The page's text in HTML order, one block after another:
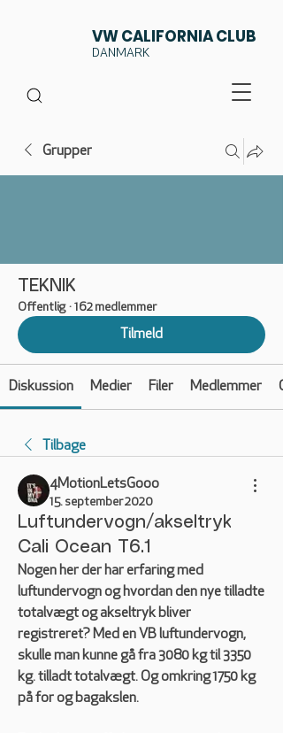
VW CALIFORNIA CLUB
DANMARK
Grupper
TEKNIK
Offentlig · 162 medlemmer
Tilmeld
Diskussion Medier Filer Medlemmer
Tilbage
4MotionLetsGooo
15. september 2020
Luftundervogn/akseltryk
Cali Ocean T6.1
Nogen her der har erfaring med
luftundervogn og hvordan den nye tilladte
totalvægt og akseltryk bliver
registreret? Med en VB luftundervogn,
skulle man kunne gå fra 3080 kg til 3350
kg. tilladt totalvægt. Og omkring 1750 kg
på for og bagakslen.